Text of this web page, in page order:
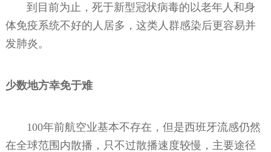
到目前为止，死于新型冠状病毒的以老年人和身
体免疫系统不好的人居多，这类人群感染后更容易并
发肺炎。
少数地方幸免于难
100年前航空业基本不存在，但是西班牙流感仍然
在全球范围内散播，只不过散播速度较慢，主要途径